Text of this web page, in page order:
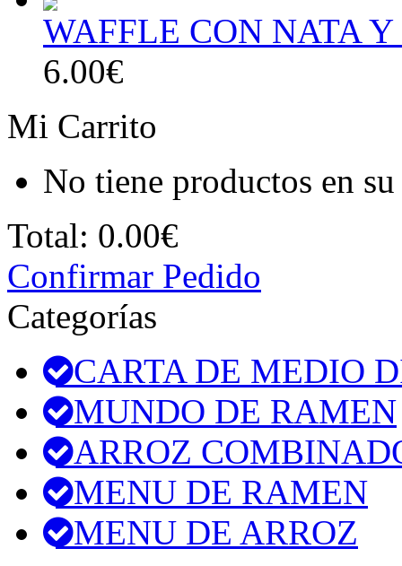
WAFFLE CON NATA
6.00€
Mi Carrito
No tiene productos en
Total: 0.00€
Confirmar Pedido
Categorías
CARTA DE MEDIO
MUNDO DE RAMEN
ARROZ
MENU DE RAMEN
MENU DE ARROZ